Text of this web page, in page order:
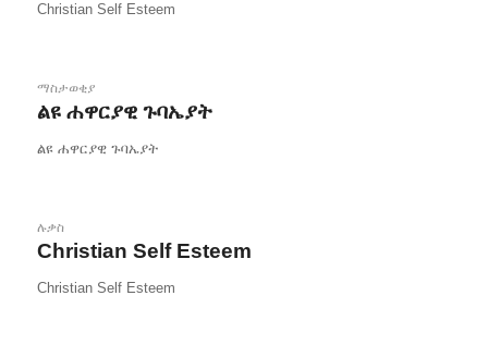
Christian Self Esteem
ማስታወቂያ
ልዩ ሐዋርያዊ ጉባኤያት
ልዩ ሐዋርያዊ ጉባኤያት
ሉቃስ
Christian Self Esteem
Christian Self Esteem